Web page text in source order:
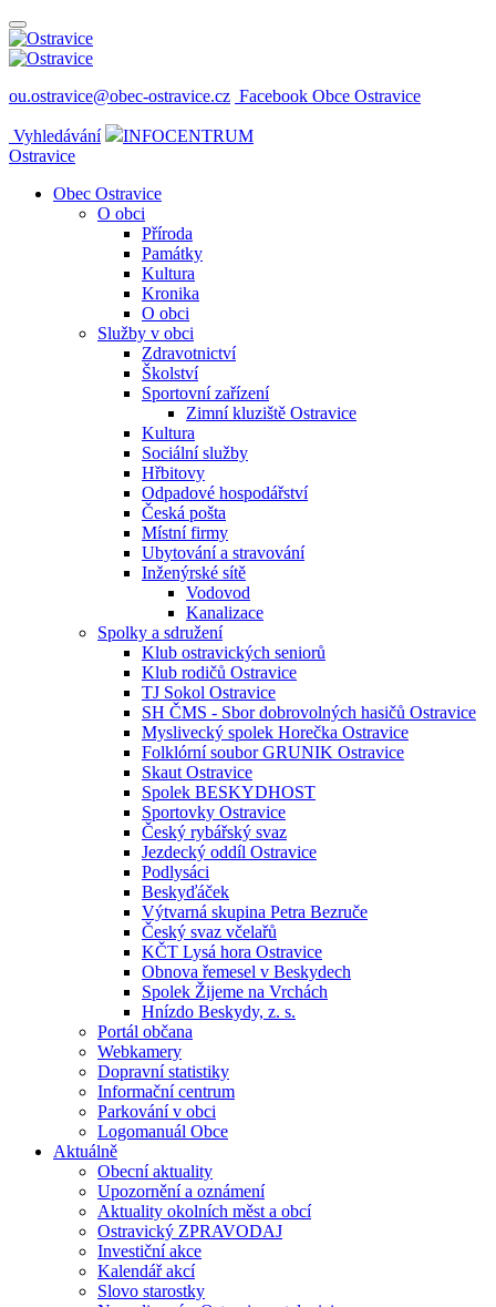
ou.ostravice@obec-ostravice.cz Facebook Obce Ostravice
Vyhledávání
INFOCENTRUM
Ostravice
Obec Ostravice
O obci
Příroda
Památky
Kultura
Kronika
O obci
Služby v obci
Zdravotnictví
Školství
Sportovní zařízení
Zimní kluziště Ostravice
Kultura
Sociální služby
Hřbitovy
Odpadové hospodářství
Česká pošta
Místní firmy
Ubytování a stravování
Inženýrské sítě
Vodovod
Kanalizace
Spolky a sdružení
Klub ostravických seniorů
Klub rodičů Ostravice
TJ Sokol Ostravice
SH ČMS - Sbor dobrovolných hasičů Ostravice
Myslivecký spolek Horečka Ostravice
Folklórní soubor GRUNIK Ostravice
Skaut Ostravice
Spolek BESKYDHOST
Sportovky Ostravice
Český rybářský svaz
Jezdecký oddíl Ostravice
Podlysáci
Beskyďáček
Výtvarná skupina Petra Bezruče
Český svaz včelařů
KČT Lysá hora Ostravice
Obnova řemesel v Beskydech
Spolek Žijeme na Vrchách
Hnízdo Beskydy, z. s.
Portál občana
Webkamery
Dopravní statistiky
Informační centrum
Parkování v obci
Logomanuál Obce
Aktuálně
Obecní aktuality
Upozornění a oznámení
Aktuality okolních měst a obcí
Ostravický ZPRAVODAJ
Investiční akce
Kalendář akcí
Slovo starostky